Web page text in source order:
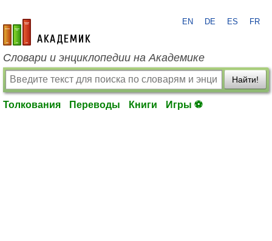
academic.ru
EN DE ES FR
Словари и энциклопедии на Академике
Найти!
Толкования Переводы Книги Игры ⚽